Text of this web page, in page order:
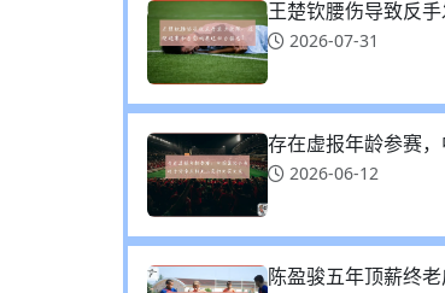
王楚钦腰伤导致反
2026-07-31
存在虚报年龄参赛
2026-06-12
陈盈骏五年顶薪终